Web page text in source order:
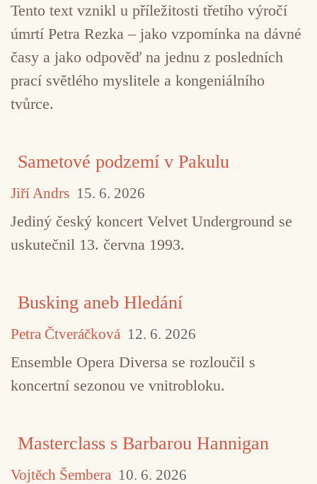
Messa metal
Tento text vznikl u příležitosti třetího výročí
úmrtí Petra Rezka – jako vzpomínka na dávné
časy a jako odpověď na jednu z posledních
prací světlého myslitele a kongeniálního
tvůrce.
Sametové podzemí v Pakulu
Jiří Andrs 15. 6. 2026
Jediný český koncert Velvet Underground se
uskutečnil 13. června 1993.
Busking aneb Hledání
Petra Čtveráčková 12. 6. 2026
Ensemble Opera Diversa se rozloučil s
koncertní sezonou ve vnitrobloku.
Masterclass s Barbarou Hannigan
Vojtěch Šembera 10. 6. 2026